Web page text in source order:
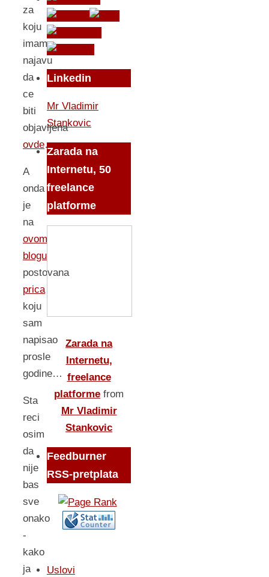
za
koju
imam
najavu
da
ce
biti
objavljena
ovde…
A
onda
je
na
ovom
blogu
postovana
prica
koju
sam
napisao
prosle
godine…
Sta
reci
osim
da
nije
bas
sve
onako
-
kako
ja
Linkedin
Mr Vladimir
Stankovic
Zarada na
Internetu, 50
freelance
platforme
Zarada na
Internetu,
freelance
platforme from
Mr Vladimir
Stankovic
Feedburner
RSS-pretplata
Uslovi